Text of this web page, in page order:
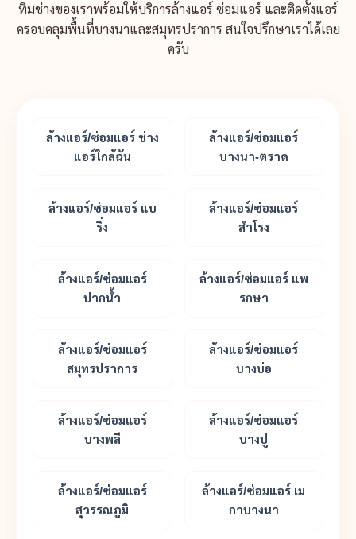
ทีมช่างของเราพร้อมให้บริการล้างแอร์ ซ่อมแอร์ และติดตั้งแอร์
ครอบคลุมพื้นที่บางนาและสมุทรปราการ สนใจปรึกษาเราได้เลย
ครับ
ล้างแอร์/ซ่อมแอร์ ช่าง
แอร์ใกล้ฉัน
ล้างแอร์/ซ่อมแอร์
บางนา-ตราด
ล้างแอร์/ซ่อมแอร์ แบ
ริ่ง
ล้างแอร์/ซ่อมแอร์
สำโรง
ล้างแอร์/ซ่อมแอร์
ปากน้ำ
ล้างแอร์/ซ่อมแอร์ แพ
รกษา
ล้างแอร์/ซ่อมแอร์
สมุทรปราการ
ล้างแอร์/ซ่อมแอร์
บางบ่อ
ล้างแอร์/ซ่อมแอร์
บางพลี
ล้างแอร์/ซ่อมแอร์
บางปู
ล้างแอร์/ซ่อมแอร์
สุวรรณภูมิ
ล้างแอร์/ซ่อมแอร์ เม
กาบางนา